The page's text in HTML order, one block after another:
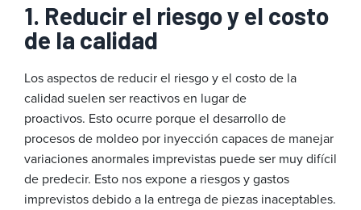
1. Reducir el riesgo y el costo
de la calidad
Los aspectos de reducir el riesgo y el costo de la
calidad suelen ser reactivos en lugar de
proactivos. Esto ocurre porque el desarrollo de
procesos de moldeo por inyección capaces de manejar
variaciones anormales imprevistas puede ser muy difícil
de predecir. Esto nos expone a riesgos y gastos
imprevistos debido a la entrega de piezas inaceptables.